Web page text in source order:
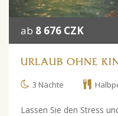
ab 8 676 CZK
URLAUB OHNE
3 Nächte
Lassen Sie den Stress